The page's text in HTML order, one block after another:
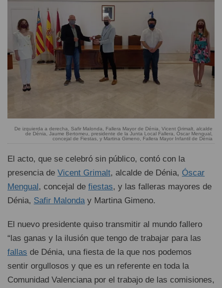
De izquierda a derecha, Safir Malonda, Fallera Mayor de Dénia, Vicent Grimalt, alcalde
de Dénia, Jaume Bertomeu, presidente de la Junta Local Fallera, Óscar Mengual,
concejal de Fiestas, y Martina Gimeno, Fallera Mayor Infantil de Dénia
El acto, que se celebró sin público, contó con la
presencia de Vicent Grimalt, alcalde de Dénia, Óscar
Mengual, concejal de fiestas, y las falleras mayores de
Dénia, Safir Malonday Martina Gimeno.
El nuevo presidente quiso transmitir al mundo fallero
“las ganas y la ilusión que tengo de trabajar para las
fallas de Dénia, una fiesta de la que nos podemos
sentir orgullosos y que es un referente en toda la
Comunidad Valenciana por el trabajo de las comisiones,